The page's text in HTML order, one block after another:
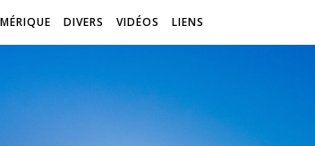
DIVERS VIDÉOS LIENS